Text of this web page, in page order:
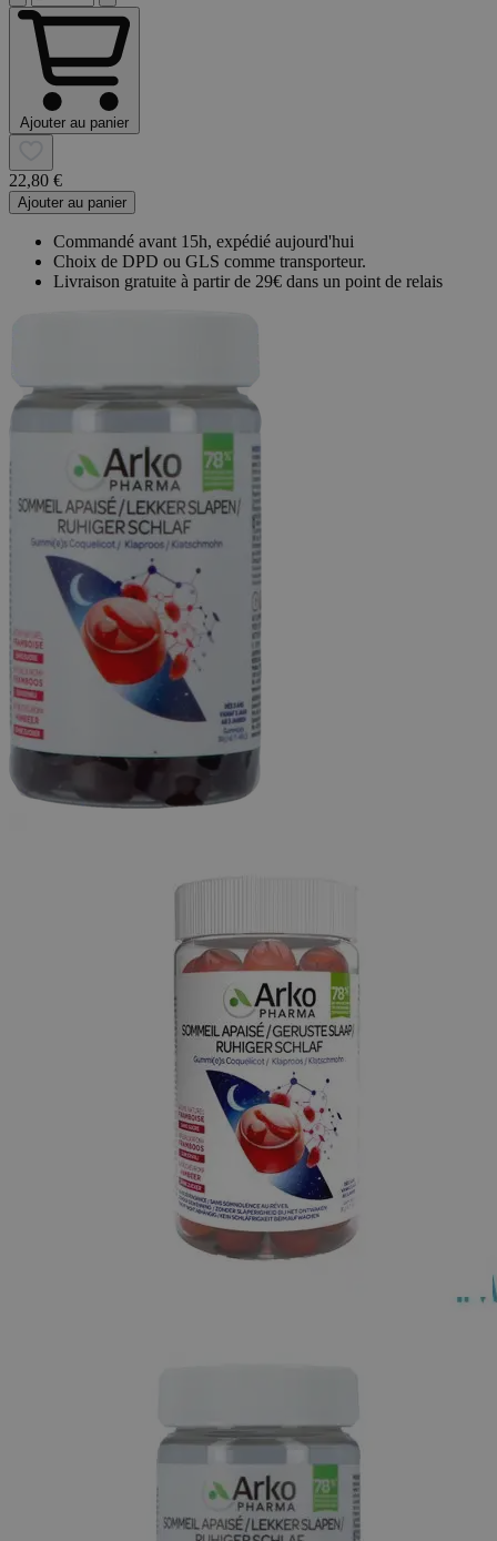
Ajouter au panier
22,80 €
Ajouter au panier
Commandé avant 15h, expédié aujourd'hui
Choix de DPD ou GLS comme transporteur.
Livraison gratuite à partir de 29€ dans un point de relais